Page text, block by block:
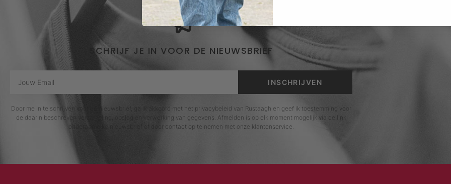
SCHRIJF JE IN VOOR DE NIEUWSBRIEF
INSCHRIJVEN
Door me in te schrijven voor de nieuwsbrief, ga ik akkoord met het privacybeleid van Rustaagh en geef ik toestemming voor
de daarin beschreven verzameling, opslag en verwerking van gegevens. Afmelden is op elk moment mogelijk via de link
onderaan elke nieuwsbrief of door contact op te nemen met onze klantenservice.